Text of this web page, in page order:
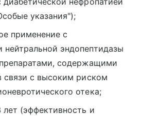
указания");
применение с
нейтральной эндопептидазы
содержащими
связи с высоким риском
отека;
лет (эффективность и